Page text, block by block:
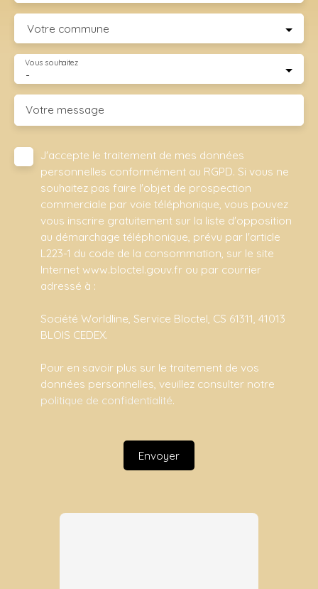
Votre commune
-
Vous souhaitez
Votre message
J'accepte le traitement de mes données
personnelles conformément au RGPD. Si vous ne
souhaitez pas faire l'objet de prospection
commerciale par voie téléphonique, vous pouvez
vous inscrire gratuitement sur la liste d'opposition
au démarchage téléphonique, prévu par l'article
L223-1 du code de la consommation, sur le site
Internet www.bloctel.gouv.fr ou par courrier
adressé à :
Société Worldline, Service Bloctel, CS 61311, 41013
BLOIS CEDEX.
Pour en savoir plus sur le traitement de vos
données personnelles, veuillez consulter notre
politique de confidentialité.
Envoyer